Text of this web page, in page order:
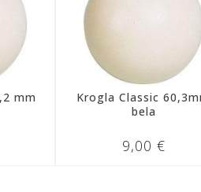
Krogla Classic 60,3mm